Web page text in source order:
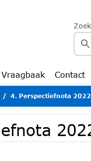
Vraagbaak Contact
4. Perspectiefnota